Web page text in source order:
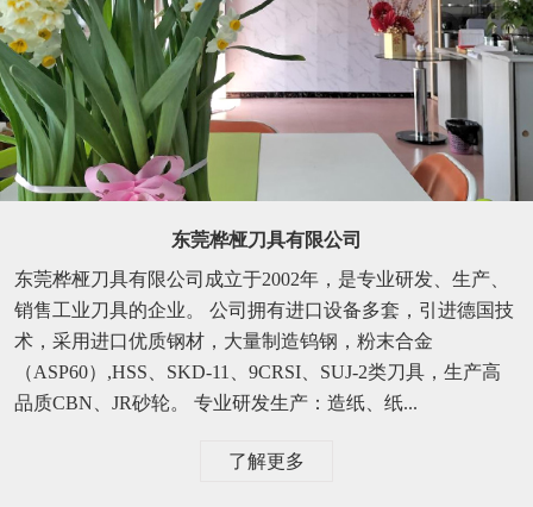
东莞桦桠刀具有限公司
东莞桦桠刀具有限公司成立于2002年，是专业研发、生产、
销售工业刀具的企业。 公司拥有进口设备多套，引进德国技
术，采用进口优质钢材，大量制造钨钢，粉末合金
（ASP60）,HSS、SKD-11、9CRSI、SUJ-2类刀具，生产高
品质CBN、JR砂轮。 专业研发生产：造纸、纸...
了解更多